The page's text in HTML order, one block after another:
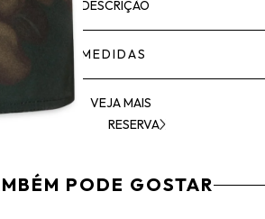
DESCRIÇÃO
MEDIDAS
VEJA MAIS
RESERVA
PODE GOSTAR